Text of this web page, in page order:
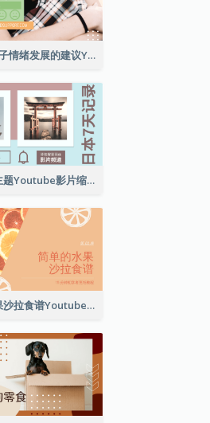
5个协助孩子情绪发展的建议Youtube影片缩图
日本旅游主题Youtube影片缩图
简单的水果沙拉食谱Youtube影片缩图